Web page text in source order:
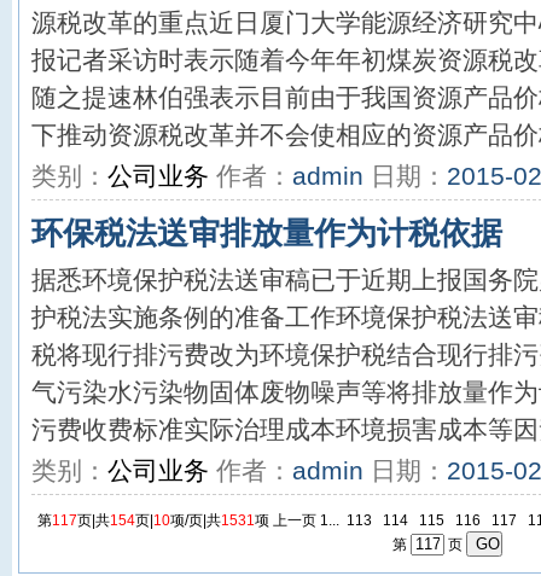
源税改革的重点近日厦门大学能源经济研究
报记者采访时表示随着今年年初煤炭资源税
随之提速林伯强表示目前由于我国资源产品
下推动资源税改革并不会使相应的资源产品
类别： 公司业务 作者： admin 日期： 2015-
环保税法送审排放量作为计税依据
据悉环境保护税法送审稿已于近期上报国务
护税法实施条例的准备工作环境保护税法送
税将现行排污费改为环境保护税结合现行排
气污染水污染物固体废物噪声等将排放量作
污费收费标准实际治理成本环境损害成本等
类别： 公司业务 作者： admin 日期： 2015-
第117页|共154页| 10项/页|共1531项 上一页 1... 113 114 115 116 117
第
页